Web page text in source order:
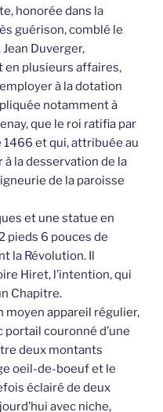
honorée dans la
guérison, comblé le
Duverger,
en plusieurs affaires,
à la dotation
notamment à
que le roi ratifia par
et qui, attribuée au
la desservation de la
de la paroisse
et une statue en
pieds 6 pouces de
la Révolution. Il
Hiret, l’intention, qui
Chapitre.
moyen appareil régulier,
couronné d’une
deux montants
oeil-de-boeuf et le
éclairé de deux
avec niche,